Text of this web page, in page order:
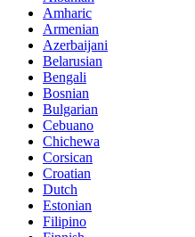
Amharic
Armenian
Azerbaijani
Belarusian
Bengali
Bosnian
Bulgarian
Cebuano
Chichewa
Corsican
Croatian
Dutch
Estonian
Filipino